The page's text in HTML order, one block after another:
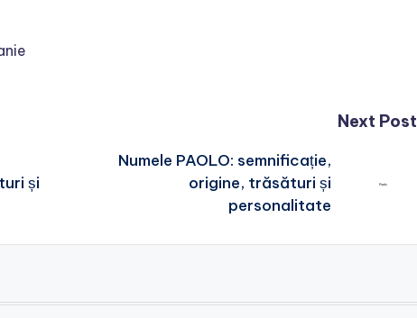
și
Next Post
Numele PAOLO: semnificație,
origine, trăsături și
personalitate